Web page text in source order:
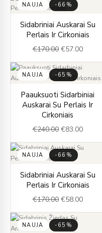
NAUJA -66%
Sidabriniai Auskarai Su
Perlais Ir Cirkoniais
€170.00
price
was:
€170.00.
€57.00
price
is:
€57.00.
NAUJA -65%
Paauksuoti Sidarbiniai
Auskarai Su Perlais Ir
Cirkoniais
€240.00
price
was:
€240.00.
€83.00
price
is:
NAUJA -66%
Sidabriniai Auskarai Su
Perlais Ir Cirkoniais
€170.00
price
was:
€170.00.
€58.00
price
is:
€58.00.
NAUJA -65%